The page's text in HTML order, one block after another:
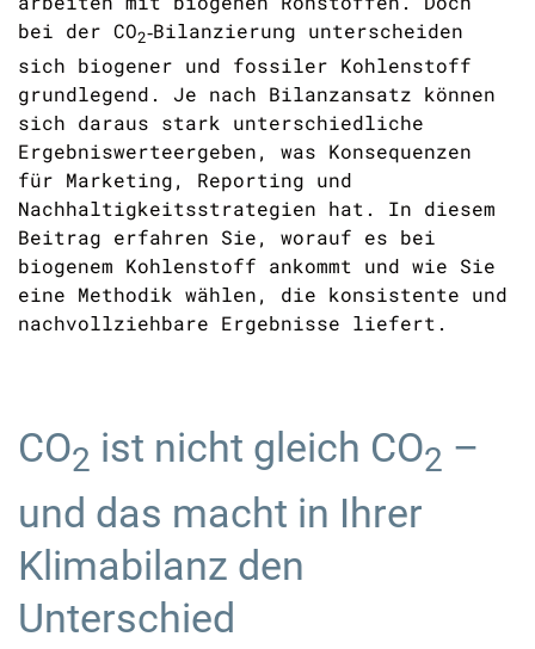
bei der CO2‑Bilanzierung unterscheiden
sich biogener und fossiler Kohlenstoff
grundlegend. Je nach Bilanzansatz können
sich daraus stark unterschiedliche
Ergebniswerteergeben, was Konsequenzen
für Marketing, Reporting und
Nachhaltigkeitsstrategien hat. In diesem
Beitrag erfahren Sie, worauf es bei
biogenem Kohlenstoff ankommt und wie Sie
eine Methodik wählen, die konsistente und
nachvollziehbare Ergebnisse liefert.
CO2 ist nicht gleich CO2 –
und das macht in Ihrer
Klimabilanz den
Unterschied